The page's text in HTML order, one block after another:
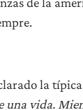
la
vida.